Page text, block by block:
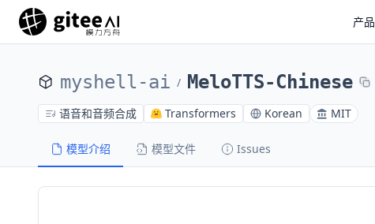
产品
myshell-ai / MeloTTS-Chinese
语音和音频合成 Transformers Korean MIT
模型介绍 模型文件 Issues